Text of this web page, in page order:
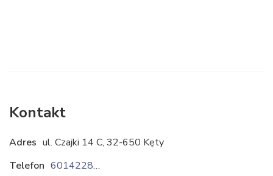
Kontakt
Adres ul. Czajki 14 C, 32-650 Kęty
Telefon
601422844